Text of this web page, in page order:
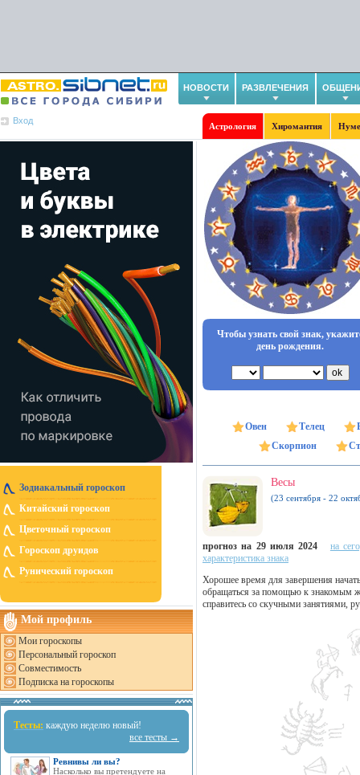
НОВОСТИ РАЗВЛЕЧЕНИЯ
Вход
Астрология Хиромантия
Зодиакальный гороскоп
Китайский гороскоп
Цветочный гороскоп
Гороскоп друидов
Рунический гороскоп
Мой профиль
Мои гороскопы
Персональный гороскоп
Совместимость
Подписка на гороскопы
Тесты: каждую неделю новый!
все тесты →
Ревнивы ли вы?
Насколько вы претендуете на
Чтобы узнать свой знак,
день рождения.
Овен Телец
Скорпион
Весы
(23 сентября - 22
прогноз на 29 июля 2024
на
характеристика знака
Хорошее время для завершения
обращаться за помощью к знакомым
справитесь со скучными занятиями,